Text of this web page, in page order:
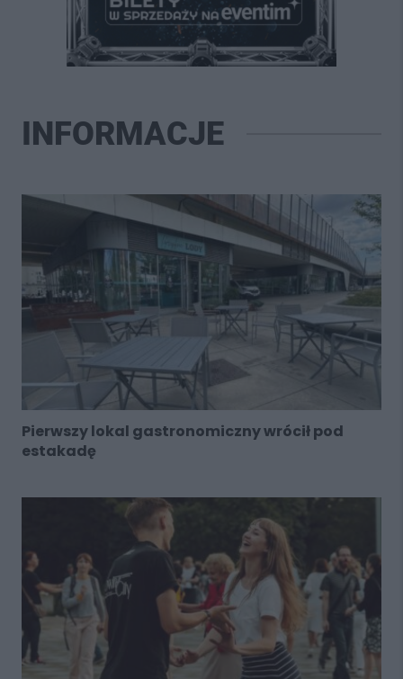
INFORMACJE
Pierwszy lokal gastronomiczny wrócił pod
estakadę